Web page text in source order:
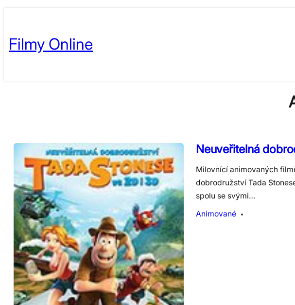
content
Filmy Online
Neuveřitelná
Milovnící animovaných
dobrodružství Tada
spolu se svými…
Animované